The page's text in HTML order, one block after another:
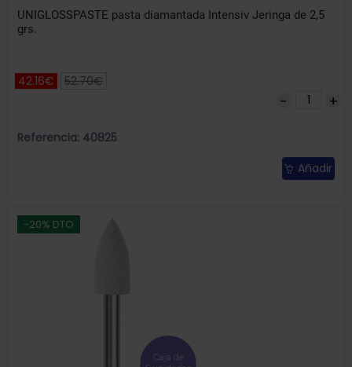
UNIGLOSSPASTE pasta diamantada Intensiv Jeringa de 2,5
grs.
42.16€ 52.70€
Referencia: 40825
Añadir
-20% DTO